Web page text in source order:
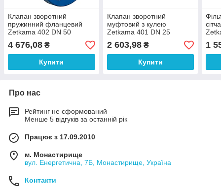
Клапан зворотний
пружинний фланцевий
Zetkama 402 DN 50
4 676,08 ₴
Купити
Клапан зворотний
муфтовий з кулею
Zetkama 401 DN 25
2 603,98₴
Купити
1
Про нас
Рейтинг не сформований
Менше 5 відгуків за останній рік
Працює з 17.09.2010
м. Монастирище
вул. Енергетична, 7Б, Монастирище, Україна
Контакти